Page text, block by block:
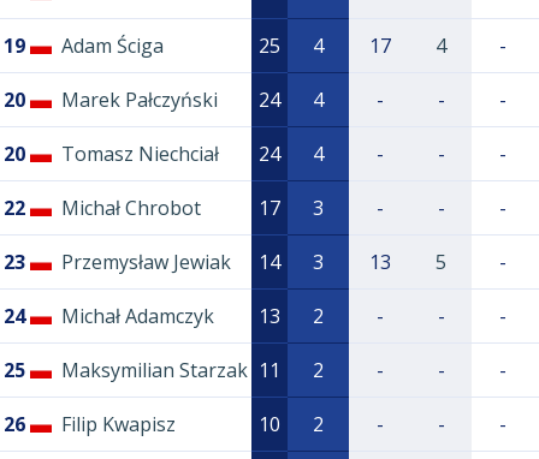
19 Adam Ściga 25 4 17 4 -
20 Marek Pałczyński 24 4 - - -
20 Tomasz Niechciał 24 4 - - -
22 Michał Chrobot 17 3 - - -
23 Przemysław Jewiak 14 3 13 5 -
24 Michał Adamczyk 13 2 - - -
25 Maksymilian Starzak 11 2 - - -
26 Filip Kwapisz 10 2 - - -